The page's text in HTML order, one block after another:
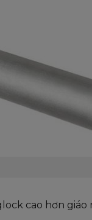
cao hơn giáo